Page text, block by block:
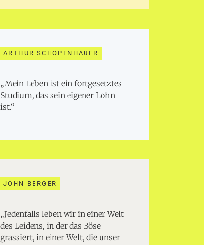
ARTHUR SCHOPENHAUER
„Mein Leben ist ein fortgesetztes
Studium, das sein eigener Lohn
ist.“
JOHN BERGER
„Jedenfalls leben wir in einer Welt
des Leidens, in der das Böse
grassiert, in einer Welt, die unser